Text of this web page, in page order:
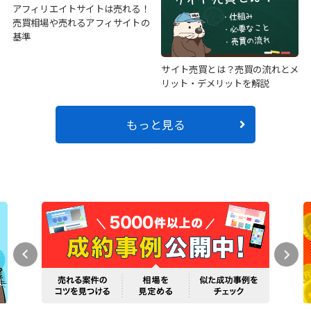
アフィリエイトサイトは売れる！
売買相場や売れるアフィサイトの
基準
サイト売買とは？売買の流れとメ
リット・デメリットを解説
もっと見る